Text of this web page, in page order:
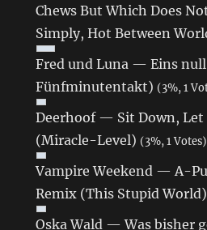
Chews But Which Does
Simply, Hot Between
Fred und Luna — Eins
Fünfminutentakt) (3%, 1
Deerhoof — Sit Down, Let
(Miracle-Level) (3%, 1 Votes)
Vampire Weekend — A-
Remix (This Stupid World)
Oska Wald — Was bisher